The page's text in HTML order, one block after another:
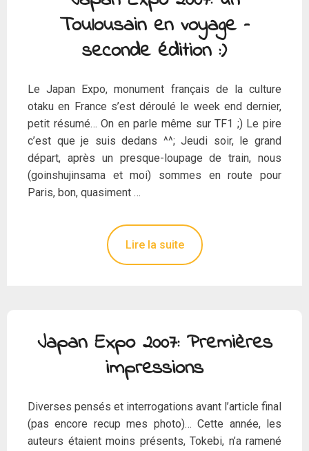
Toulousain en voyage –
seconde édition :)
Le Japan Expo, monument français de la culture
otaku en France s’est déroulé le week end dernier,
petit résumé… On en parle même sur TF1 ;) Le pire
c’est que je suis dedans ^^; Jeudi soir, le grand
départ, après un presque-loupage de train, nous
(goinshujinsama et moi) sommes en route pour
Paris, bon, quasiment …
Lire la suite
Japan Expo 2007: Premières
impressions
Diverses pensés et interrogations avant l’article final
(pas encore recup mes photo)… Cette année, les
auteurs étaient moins présents, Tokebi, n’a ramené